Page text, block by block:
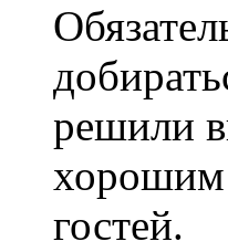
решили
хорошим
гостей.